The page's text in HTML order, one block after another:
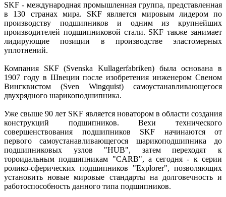
SKF - международная промышленная группа, представленная
в 130 странах мира. SKF является мировым лидером по
производству подшипников и одним из крупнейших
производителей подшипниковой стали. SKF также занимает
лидирующие позиции в производстве эластомерных
уплотнений.
Компания SKF (Svenska Kullagerfabriken) была основана в
1907 году в Швеции после изобретения инженером Свеном
Вингквистом (Sven Wingquist) самоустанавливающегося
двухрядного шарикоподшипника.
Уже свыше 90 лет SKF является новатором в области создания
конструкций подшипников. Вехи технического
совершенствования подшипников SKF начинаются от
первого самоустанавливающегося шарикоподшипника до
подшипниковых узлов "HUB", затем переходят к
тороидальным подшипникам "CARB", a сегодня - к серии
ролико-сферических подшипников "Explorer", позволяющих
установить новые мировые стандарты на долговечность и
работоспособность данного типа подшипников.